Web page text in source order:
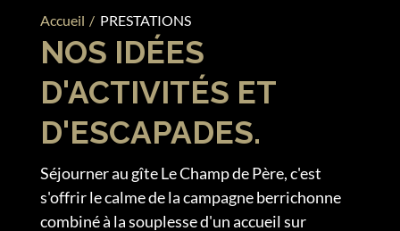
Accueil / PRESTATIONS
NOS IDÉES
D'ACTIVITÉS ET
D'ESCAPADES.
Séjourner au gîte Le Champ de Père, c'est
s'offrir le calme de la campagne berrichonne
combiné à la souplesse d'un accueil sur